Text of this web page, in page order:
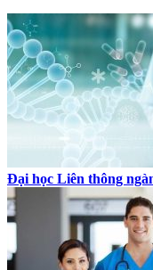
Đại học Liên thông